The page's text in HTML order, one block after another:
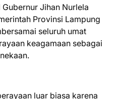
Jihan Nurlela
Provinsi Lampung
seluruh umat
keagamaan sebagai
luar biasa karena